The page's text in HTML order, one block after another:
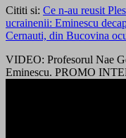
Cititi si: Ce n-au reusit
ucrainenii: Eminescu
Cernauti, din Bucovina
VIDEO: Profesorul Nae
Eminescu. PROMO